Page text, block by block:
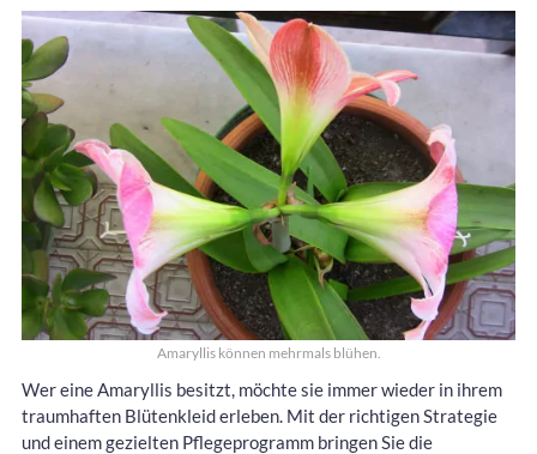
Amaryllis können mehrmals blühen.
Wer eine Amaryllis besitzt, möchte sie immer wieder in ihrem
traumhaften Blütenkleid erleben. Mit der richtigen Strategie
und einem gezielten Pflegeprogramm bringen Sie die